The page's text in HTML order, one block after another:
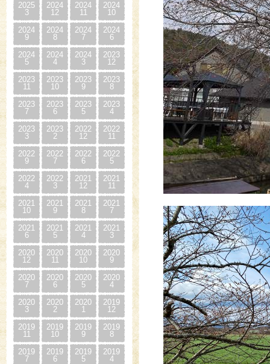
2025
3
2024
12
2024
11
2024
10
2024
9
2024
8
2024
7
2024
6
2024
5
2024
4
2024
3
2023
12
2023
11
2023
10
2023
9
2023
8
2023
7
2023
6
2023
5
2023
4
2023
3
2023
2
2022
12
2022
11
2022
9
2022
7
2022
6
2022
5
2022
4
2022
3
2021
12
2021
11
2021
10
2021
9
2021
8
2021
7
2021
6
2021
5
2021
4
2021
3
2020
12
2020
11
2020
10
2020
9
2020
7
2020
6
2020
5
2020
4
2020
3
2020
2
2020
1
2019
12
2019
11
2019
10
2019
9
2019
8
2019
7
2019
6
2019
5
2019
4